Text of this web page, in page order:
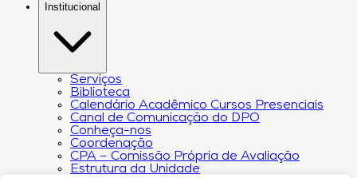
Institucional
Serviços
Biblioteca
Calendário Acadêmico Cursos Presenciais
Canal de Comunicação do DPO
Conheça-nos
Coordenação
CPA – Comissão Própria de Avaliação
Estrutura da Unidade